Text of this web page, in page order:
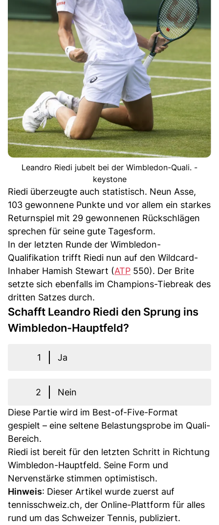
Leandro Riedi jubelt bei der Wimbledon-Quali. -
keystone
Riedi überzeugte auch statistisch. Neun Asse,
103 gewonnene Punkte und vor allem ein starkes
Returnspiel mit 29 gewonnenen Rückschlägen
sprechen für seine gute Tagesform.
In der letzten Runde der Wimbledon-
Qualifikation trifft Riedi nun auf den Wildcard-
Inhaber Hamish Stewart (ATP 550). Der Brite
setzte sich ebenfalls im Champions-Tiebreak des
dritten Satzes durch.
Schafft Leandro Riedi den Sprung ins
Wimbledon-Hauptfeld?
1 Ja
2
Nein
Diese Partie wird im Best-of-Five-Format
gespielt – eine seltene Belastungsprobe im Quali-
Bereich.
Riedi ist bereit für den letzten Schritt in Richtung
Wimbledon-Hauptfeld. Seine Form und
Nervenstärke stimmen optimistisch.
Hinweis: Dieser Artikel wurde zuerst auf
tennisschweiz.ch, der Online-Plattform für alles
rund um das Schweizer Tennis, publiziert.